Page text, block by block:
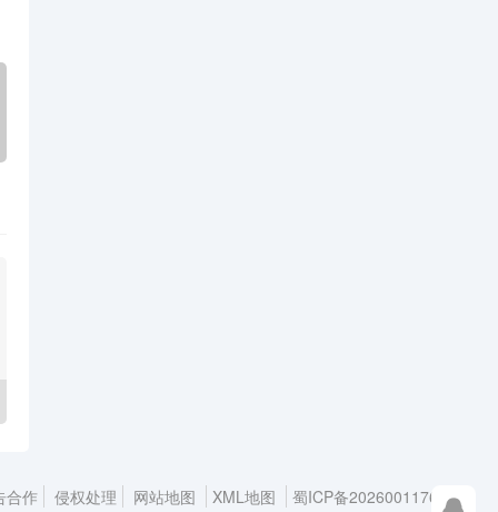
合作 侵权处理 网站地图 XML地图 蜀ICP备2026001176号-1